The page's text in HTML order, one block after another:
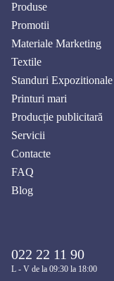
Produse
Promotii
Materiale Marketing
Textile
Standuri Expozitionale
Printuri mari
Producție publicitară
Servicii
Contacte
FAQ
Blog
022 22 11 90
L - V de la 09:30 la 18:00